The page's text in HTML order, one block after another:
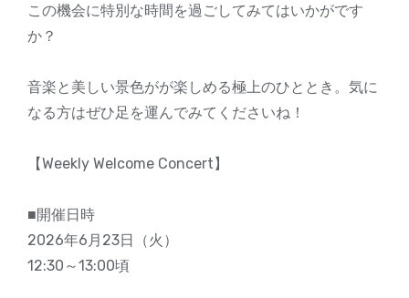
この機会に特別な時間を過ごしてみてはいかがです
か？
音楽と美しい景色がが楽しめる極上のひととき。気に
なる方はぜひ足を運んでみてくださいね！
【Weekly Welcome Concert】
■開催日時
2026年6月23日（火）
12:30～13:00頃